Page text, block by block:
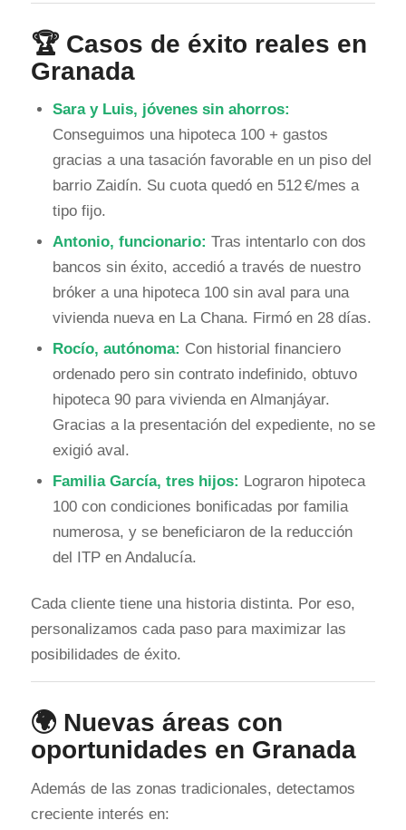
🏆 Casos de éxito reales en
Granada
Sara y Luis, jóvenes sin ahorros:
Conseguimos una hipoteca 100 + gastos
gracias a una tasación favorable en un piso del
barrio Zaidín. Su cuota quedó en 512 €/mes a
tipo fijo.
Antonio, funcionario: Tras intentarlo con dos
bancos sin éxito, accedió a través de nuestro
bróker a una hipoteca 100 sin aval para una
vivienda nueva en La Chana. Firmó en 28 días.
Rocío, autónoma: Con historial financiero
ordenado pero sin contrato indefinido, obtuvo
hipoteca 90 para vivienda en Almanjáyar.
Gracias a la presentación del expediente, no se
exigió aval.
Familia García, tres hijos: Lograron hipoteca
100 con condiciones bonificadas por familia
numerosa, y se beneficiaron de la reducción
del ITP en Andalucía.
Cada cliente tiene una historia distinta. Por eso,
personalizamos cada paso para maximizar las
posibilidades de éxito.
🌍 Nuevas áreas con
oportunidades en Granada
Además de las zonas tradicionales, detectamos
creciente interés en: